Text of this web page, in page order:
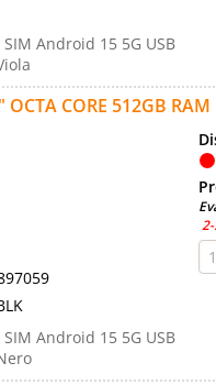
Android 15 5G USB
CORE 512GB
Android 15 5G USB